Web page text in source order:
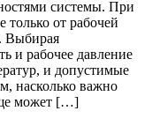
системы. При
только от рабочей
Выбирая
и рабочее давление
и допустимые
насколько важно
может […]